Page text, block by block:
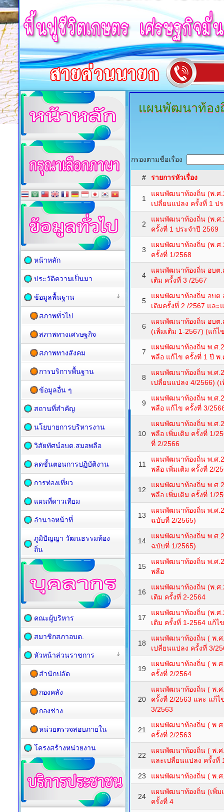
แผนพัฒนาท้อง
กรองตามชื่อเรื่อง
# รายการหัวเรื่อง
1
แผนพัฒนาท้องถิ่น (พ.ศ
เปลี่ยนแปลง ครั้งที่ 1 ป
2
แผนพัฒนาท้องถิ่น (พ.ศ
ครั้งที่ 1 ประจำปี 2569
3
แผนพัฒนาท้องถิ่น (พ.ศ
ครั้งที่ 1/2568
4
แผนพัฒนาท้องถิ่น อบต.
เติม ครั้งที่ 3 /2567
5
แผนพัฒนาท้องถิ่น อบต.
เติมครั้งที่ 2 /2567 และ
6
แผนพัฒนาท้องถิ่น อบต.
(เพิ่มเติม 1-2567) (แก้ไ
7
แผนพัฒนาท้องถิ่น พ.ศ
พลือ แก้ไข ครั้งที่ 1 ปี พ.
8
แผนพัฒนาท้องถิ่น พ.ศ
เปลี่ยนแปลง 4/2566) (
9
แผนพัฒนาท้องถิ่น พ.ศ
พลือ แก้ไข ครั้งที่ 3/
10
แผนพัฒนาท้องถิ่น พ.ศ
พลือ เพิ่มเติม ครั้งที่ 1/
ที่ 2/2566
11
แผนพัฒนาท้องถิ่น พ.ศ
พลือ เพิ่มเติม ครั้งที่ 2/
12
แผนพัฒนาท้องถิ่น พ.ศ
พลือ เพิ่มเติม ครั้งที่ 1/
13
แผนพัฒนาท้องถิ่น พ.ศ
ฉบับที่ 2/2565)
14
แผนพัฒนาท้องถิ่น พ.ศ
ฉบับที่ 1/2565)
15
แผนพัฒนาท้องถิ่น พ.ศ
พลือ
16
แผนพัฒนาท้องถิ่น (พ.ศ
เติม ครั้งที่ 2-2564
17
แผนพัฒนาท้องถิ่น (พ.ศ
เติม ครั้งที่ 1-2564 แก้ไ
18
แผนพัฒนาท้องถิ่น ( พ.ศ
เปลี่ยนแปลง ครั้งที่ 3/
19
แผนพัฒนาท้องถิ่น ( พ.ศ
ครั้งที่ 2/2564
20
แผนพัฒนาท้องถิ่น ( พ.ศ
ครั้งที่ 2/2563 และ แก้
3/2563
21
แผนพัฒนาท้องถิ่น ( พ.ศ
ครั้งที่ 2/2563
22
แผนพัฒนาท้องถิ่น ( พ.ศ
และเปลี่ยนแปลง ครั้งที่
23
แผนพัฒนาท้องถิ่น ( พ.ศ
24
แผนพัฒนาท้องถิ่น (เพิ่ม
ครั้งที่ 4
หน้าหลัก
ประวัติความเป็นมา
ข้อมูลพื้นฐาน
สภาพทั่วไป
สภาพทางเศรษฐกิจ
สภาพทางสังคม
การบริการพื้นฐาน
ข้อมูลอื่น ๆ
สถานที่สำคัญ
นโยบายการบริหารงาน
วิสัยทัศน์อบต.สมอพลือ
ลดขั้นตอนการปฏิบัติงาน
การท่องเที่ยว
แผนที่ดาวเทียม
อำนาจหน้าที่
ภูมิปัญญา วัฒนธรรมท้อง
ถิ่น
คณะผู้บริหาร
สมาชิกสภาอบต.
หัวหน้าส่วนราชการ
สำนักปลัด
กองคลัง
กองช่าง
หน่วยตรวจสอบภายใน
โครงสร้างหน่วยงาน